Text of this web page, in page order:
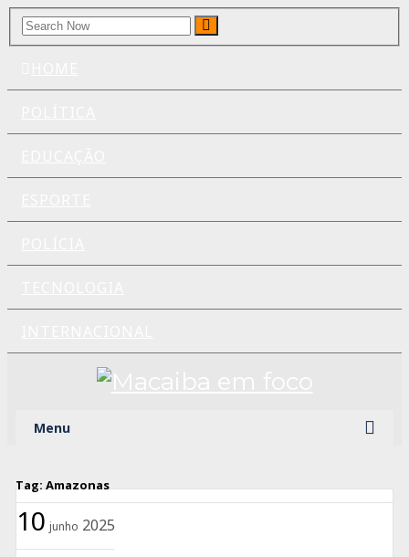
Search
for:
Search
Menu
Tag: Amazonas
10 junho 2025